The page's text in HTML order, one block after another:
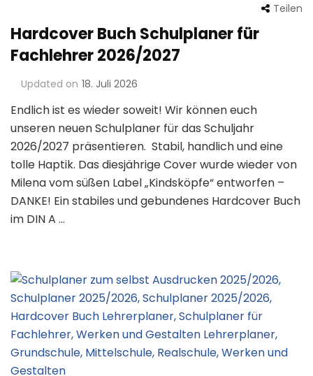
Teilen
Hardcover Buch Schulplaner für
Fachlehrer 2026/2027
Updated on 18. Juli 2026
Endlich ist es wieder soweit! Wir können euch
unseren neuen Schulplaner für das Schuljahr
2026/2027 präsentieren. Stabil, handlich und eine
tolle Haptik. Das diesjährige Cover wurde wieder von
Milena vom süßen Label „Kindsköpfe“ entworfen –
DANKE! Ein stabiles und gebundenes Hardcover Buch
im DIN A …